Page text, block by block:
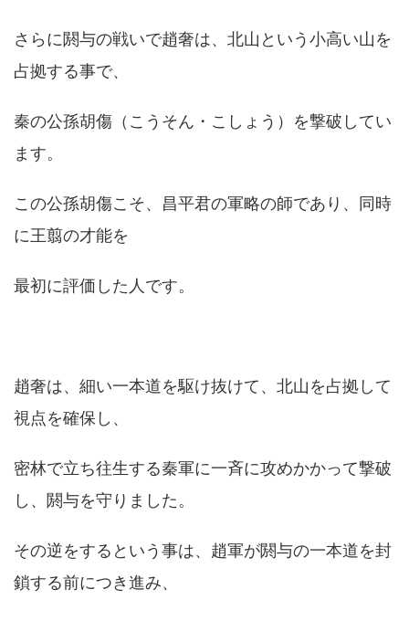
さらに閼与の戦いで趙奢は、北山という小高い山を
占拠する事で、
秦の公孫胡傷（こうそん・こしょう）を撃破してい
ます。
この公孫胡傷こそ、昌平君の軍略の師であり、同時
に王翦の才能を
最初に評価した人です。
趙奢は、細い一本道を駆け抜けて、北山を占拠して
視点を確保し、
密林で立ち往生する秦軍に一斉に攻めかかって撃破
し、閼与を守りました。
その逆をするという事は、趙軍が閼与の一本道を封
鎖する前につき進み、